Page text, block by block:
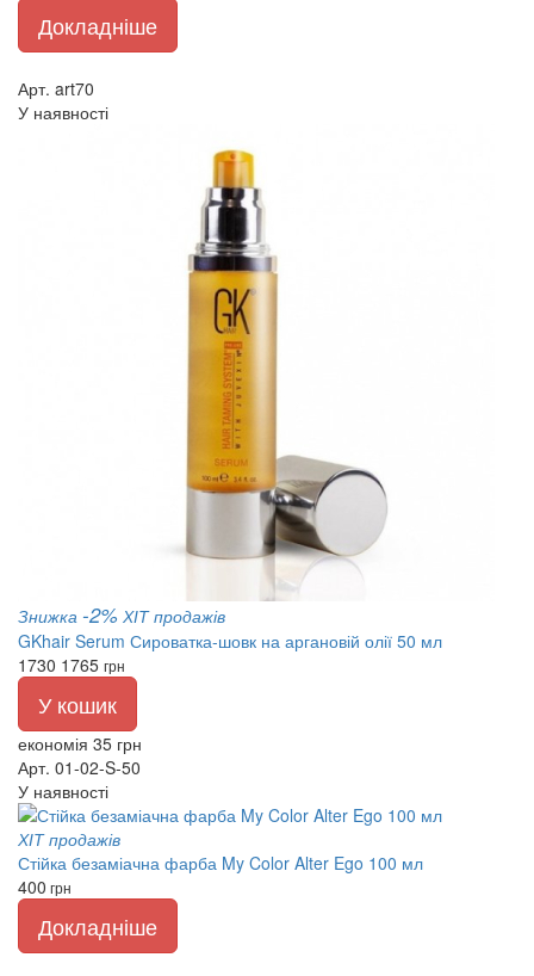
Докладніше
Арт. art70
У наявності
Знижка -2% ХІТ продажів
GKhair Serum Сироватка-шовк на аргановій олії 50 мл
1730 1765 грн
У кошик
економія 35 грн
Арт. 01-02-S-50
У наявності
ХІТ продажів
Стійка безаміачна фарба My Color Alter Ego 100 мл
400 грн
Докладніше